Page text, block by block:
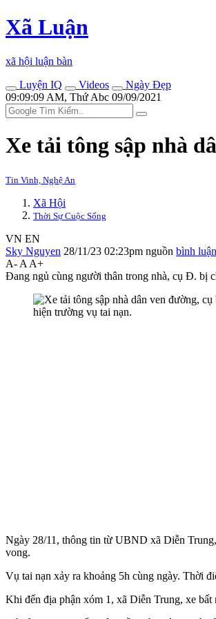
Xã Luận
xã hội luận bàn
Luyện IQ
Videos
Ngày Đẹp
09:09:09 AM, Thứ Abc 09/09/2021
Xe tải tông sập nhà
Tin Vinh, Nghệ An
Xã Hội
Thời Sự Cuộc Sống
VN EN
Sky Nguyen 28/11/23 02:23pm nguồn bình luận
A- A A+
Đang ngủ cùng người thân trong nhà, cụ Đ. bị
hiện trường vụ tai nạn.
Ngày 28/11, thông tin từ UBND xã Diễn
von‌g.
Vụ tai nạn xảy ra khoảng 5h cùng ngày. Thời
Khi đến địa phận xóm 1, xã Diễn Trung, xe